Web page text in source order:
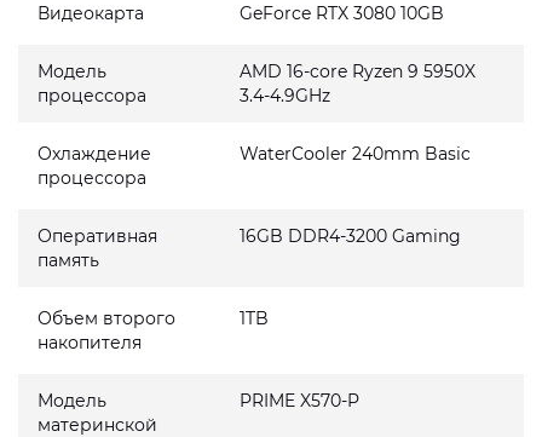
Видеокарта GeForce RTX 3080 10GB
Модель
процессора
AMD 16-core Ryzen 9 5950X
3.4-4.9GHz
Охлаждение
процессора
WaterCooler 240mm Basic
Оперативная
память
16GB DDR4-3200 Gaming
Объем второго
накопителя
1TB
Модель
материнской
PRIME X570-P